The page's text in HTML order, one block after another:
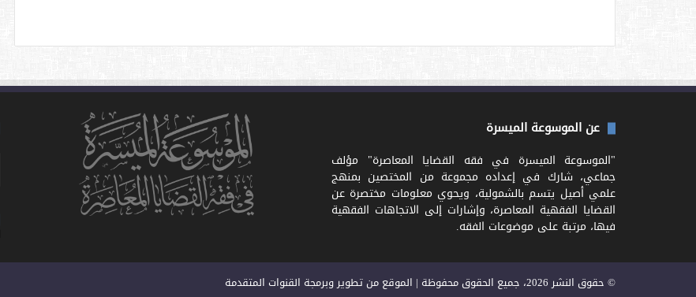
عن الموسوعة الميسرة
"الموسوعة الميسرة في فقه القضايا المعاصرة" مؤلف
جماعي، شارك في إعداده مجموعة من المختصين بمنهج
علمي أصيل يتسم بالشمولية، ويحوي معلومات مختصرة عن
القضايا الفقهية المعاصرة، وإشارات إلى الاتجاهات الفقهية
فيها، مرتبة على موضوعات الفقه.
© حقوق النشر 2026، جميع الحقوق محفوظة | الموقع من تطوير وبرمجة القنوات المتقدمة